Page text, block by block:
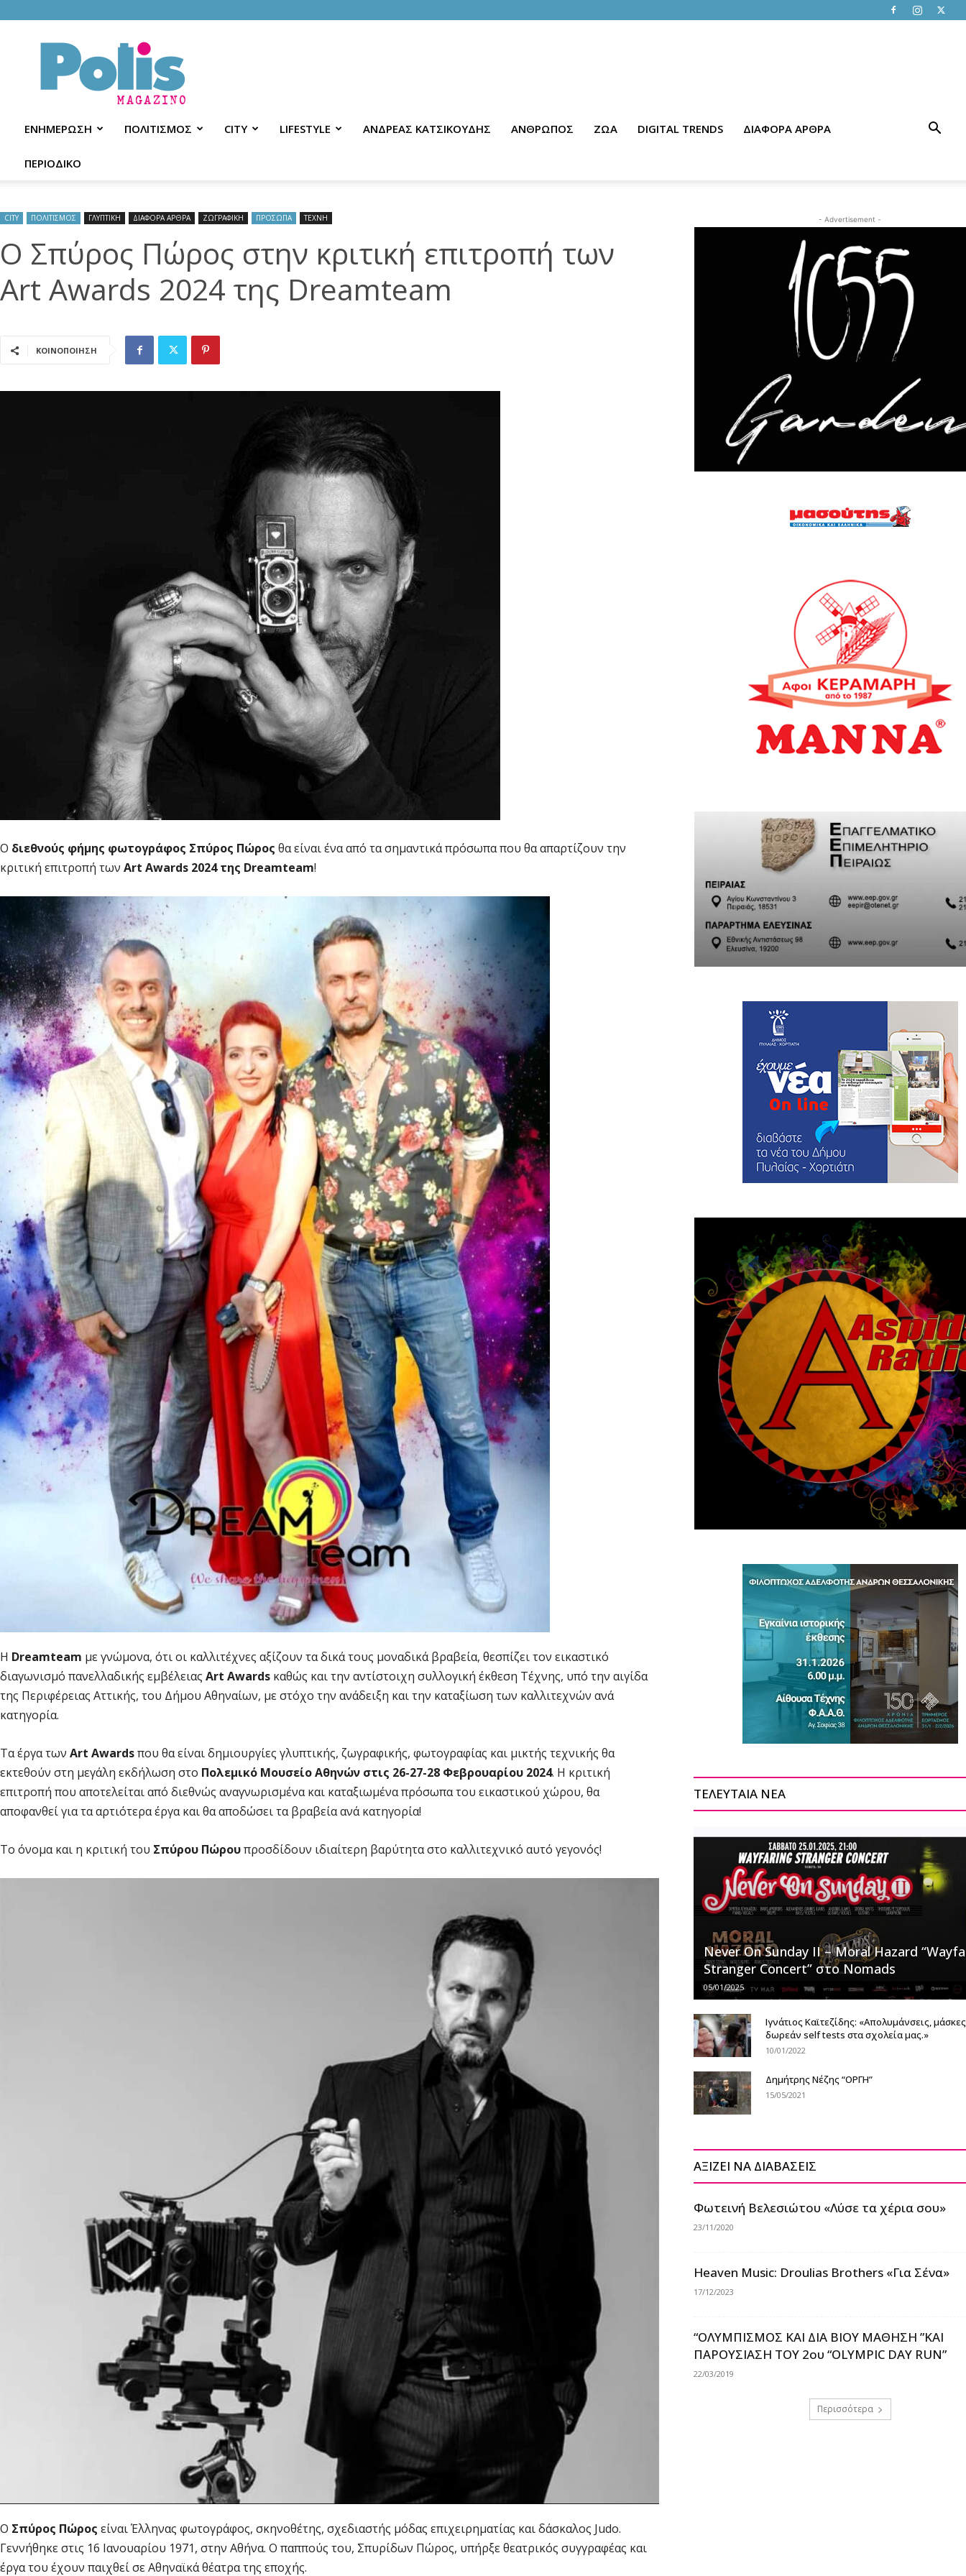
Polis
Magazino
ΕΝΗΜΕΡΩΣΗ ΠΟΛΙΤΙΣΜΟΣ CITY LIFESTYLE ΑΝΔΡΕΑΣ ΚΑΤΣΙΚΟΥΔΗΣ ΑΝΘΡΩΠΟΣ ΖΩΑ DIGITAL TRENDS ΔΙΑΦΟΡΑ ΑΡΘΡΑ
ΠΕΡΙΟΔΙΚΟ
CITY ΠΟΛΙΤΙΣΜΟΣ ΓΛΥΠΤΙΚΗ ΔΙΑΦΟΡΑ ΑΡΘΡΑ ΖΩΓΡΑΦΙΚΗ ΠΡΟΣΩΠΑ ΤΕΧΝΗ
Ο Σπύρος Πώρος στην κριτική επιτροπή των
Art Awards 2024 της Dreamteam
ΚΟΙΝΟΠΟΙΗΣΗ
Ο διεθνούς φήμης φωτογράφος Σπύρος Πώρος θα είναι ένα από τα σημαντικά πρόσωπα που θα απαρτίζουν την
κριτική επιτροπή των Art Awards 2024 της Dreamteam!
Η Dreamteam με γνώμονα, ότι οι καλλιτέχνες αξίζουν τα δικά τους μοναδικά βραβεία, θεσπίζει τον εικαστικό
διαγωνισμό πανελλαδικής εμβέλειας Art Awards καθώς και την αντίστοιχη συλλογική έκθεση Τέχνης, υπό την αιγίδα
της Περιφέρειας Αττικής, του Δήμου Αθηναίων, με στόχο την ανάδειξη και την καταξίωση των καλλιτεχνών ανά
κατηγορία.
Τα έργα των Art Awardsπου θα είναι δημιουργίες γλυπτικής, ζωγραφικής, φωτογραφίας και μικτής τεχνικής θα
εκτεθούν στη μεγάλη εκδήλωση στο Πολεμικό Μουσείο Αθηνών στις 26-27-28 Φεβρουαρίου 2024. Η κριτική
επιτροπή που αποτελείται από διεθνώς αναγνωρισμένα και καταξιωμένα πρόσωπα του εικαστικού χώρου, θα
αποφανθεί για τα αρτιότερα έργα και θα αποδώσει τα βραβεία ανά κατηγορία!
Το όνομα και η κριτική του Σπύρου Πώρουπροσδίδουν ιδιαίτερη βαρύτητα στο καλλιτεχνικό αυτό γεγονός!
Ο Σπύρος Πώρος είναι Έλληνας φωτογράφος, σκηνοθέτης, σχεδιαστής μόδας επιχειρηματίας και δάσκαλος Judo.
Γεννήθηκε στις 16 Ιανουαρίου 1971, στην Αθήνα. Ο παππούς του, Σπυρίδων Πώρος, υπήρξε θεατρικός συγγραφέας και
έργα του έχουν παιχθεί σε Αθηναϊκά θέατρα της εποχής.
- Advertisement -
ΤΕΛΕΥΤΑΙΑ ΝΕΑ
Never On Sunday II – Moral Hazard
Stranger Concert” στο Nomads
05/01/2025
Ιγνάτιος Καϊτεζίδης: «Απολυμάνσεις,
δωρεάν self tests στα σχολεία μας.»
10/01/2022
Δημήτρης Νέζης “ΟΡΓΗ”
15/05/2021
ΑΞΙΖΕΙ ΝΑ ΔΙΑΒΑΣΕΙΣ
Φωτεινή Βελεσιώτου «Λύσε τα χέρια σου»
23/11/2020
Heaven Music: Droulias Brothers «Για Σένα»
17/12/2023
“ΟΛΥΜΠΙΣΜΟΣ ΚΑΙ ΔΙΑ ΒΙΟΥ ΜΑΘΗΣΗ ”ΚΑΙ
ΠΑΡΟΥΣΙΑΣΗ ΤΟΥ 2ου “OLYMPIC DAY RUN”
22/03/2019
Περισσότερα